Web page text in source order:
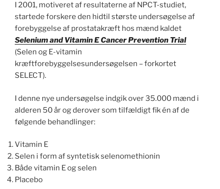
I 2001, motiveret af resultaterne af NPCT-studiet,
startede forskere den hidtil største undersøgelse af
forebyggelse af prostatakræft hos mænd kaldet
Selenium and Vitamin E Cancer Prevention Trial
(Selen og E-vitamin
kræftforebyggelsesundersøgelsen – forkortet
SELECT).
I denne nye undersøgelse indgik over 35.000 mænd i
alderen 50 år og derover som tilfældigt fik én af de
følgende behandlinger:
Vitamin E
Selen i form af syntetisk selenomethionin
Både vitamin E og selen
Placebo